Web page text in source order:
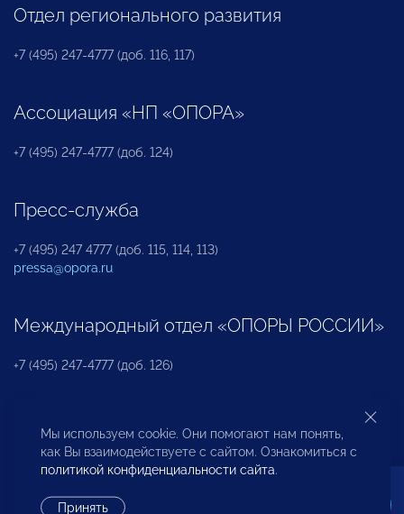
Отдел регионального развития
+7 (495) 247-4777 (доб. 116, 117)
Ассоциация «НП «ОПОРА»
+7 (495) 247-4777 (доб. 124)
Пресс-служба
+7 (495) 247 4777 (доб. 115, 114, 113)
pressa@opora.ru
Международный отдел «ОПОРЫ РОССИИ»
+7 (495) 247-4777 (доб. 126)
Бюро по защите прав предпринимателей и
инвесторов
Мы используем cookie. Они помогают нам понять,
как Вы взаимодействуете с сайтом. Ознакомиться с
политикой конфиденциальности сайта.
Принять